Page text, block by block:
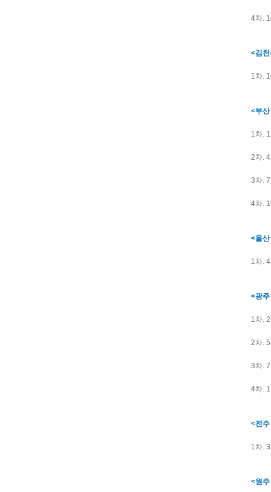
4차.
<김천
1차.
<부
1차.
2차.
3차.
4차.
<울
1차.
<광
1차.
2차.
3차.
4차.
<전주
1차.
<원주